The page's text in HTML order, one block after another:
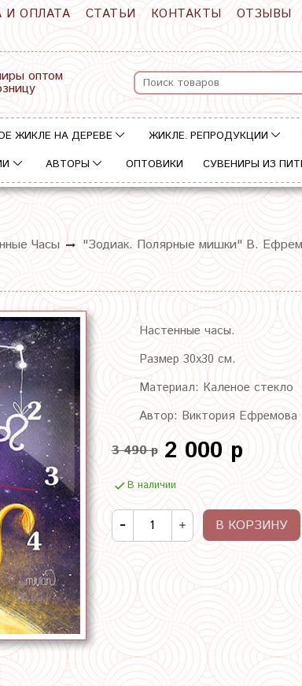
И ОПЛАТА СТАТЬИ КОНТАКТЫ
ОТЗЫВЫ
оптом
ЖИКЛЕ НА ДЕРЕВЕ ЖИКЛЕ. РЕПРОДУКЦИИ
АВТОРЫ ОПТОВИКИ СУВЕНИРЫ ИЗ
Часы "Зодиак. Полярные мишки" В.
Настенные часы.
Размер 30х30 см.
Материал: Каленое стекло
Автор: Виктория Ефремова
3 490 р 2 000 р
В наличии
В КОРЗИНУ